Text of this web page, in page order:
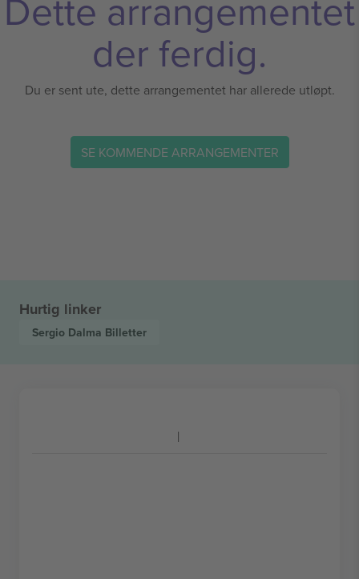
der ferdig.
Du er sent ute, dette arrangementet har allerede utløpt.
SE KOMMENDE ARRANGEMENTER
Hurtig linker
Sergio Dalma Billetter